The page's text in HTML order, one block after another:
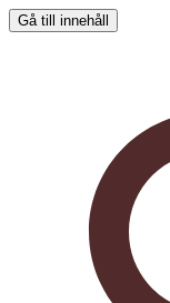
Gå till innehåll